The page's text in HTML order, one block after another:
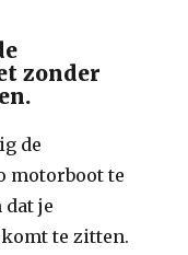
zonder
de
motorboot te
je
te zitten.